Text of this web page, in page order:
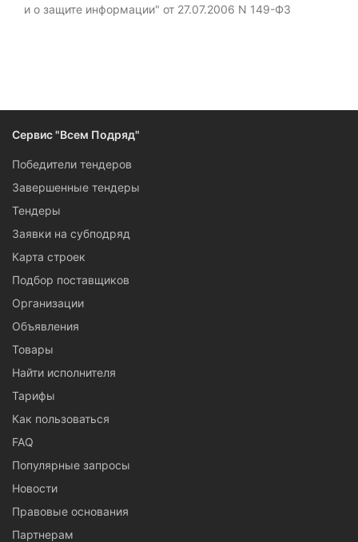
и о защите информации" от 27.07.2006 N 149-ФЗ
Сервис "Всем Подряд"
Победители тендеров
Завершенные тендеры
Тендеры
Заявки на субподряд
Карта строек
Подбор поставщиков
Организации
Объявления
Товары
Найти исполнителя
Тарифы
Как пользоваться
FAQ
Популярные запросы
Новости
Правовые основания
Партнерам